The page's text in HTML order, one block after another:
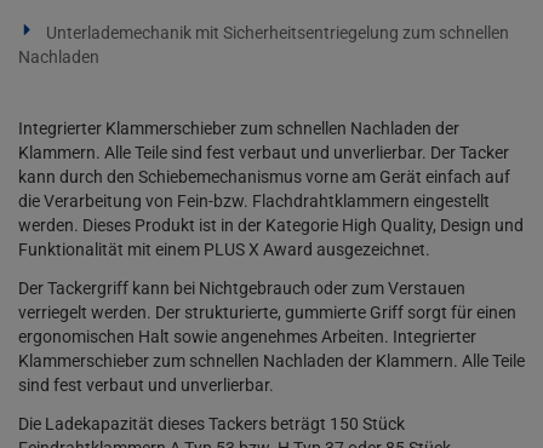
Unterlademechanik mit Sicherheitsentriegelung zum schnellen
Nachladen
Integrierter Klammerschieber zum schnellen Nachladen der
Klammern. Alle Teile sind fest verbaut und unverlierbar. Der Tacker
kann durch den Schiebemechanismus vorne am Gerät einfach auf
die Verarbeitung von Fein-bzw. Flachdrahtklammern eingestellt
werden. Dieses Produkt ist in der Kategorie High Quality, Design und
Funktionalität mit einem PLUS X Award ausgezeichnet.
Der Tackergriff kann bei Nichtgebrauch oder zum Verstauen
verriegelt werden. Der strukturierte, gummierte Griff sorgt für einen
ergonomischen Halt sowie angenehmes Arbeiten. Integrierter
Klammerschieber zum schnellen Nachladen der Klammern. Alle Teile
sind fest verbaut und unverlierbar.
Die Ladekapazität dieses Tackers beträgt 150 Stück